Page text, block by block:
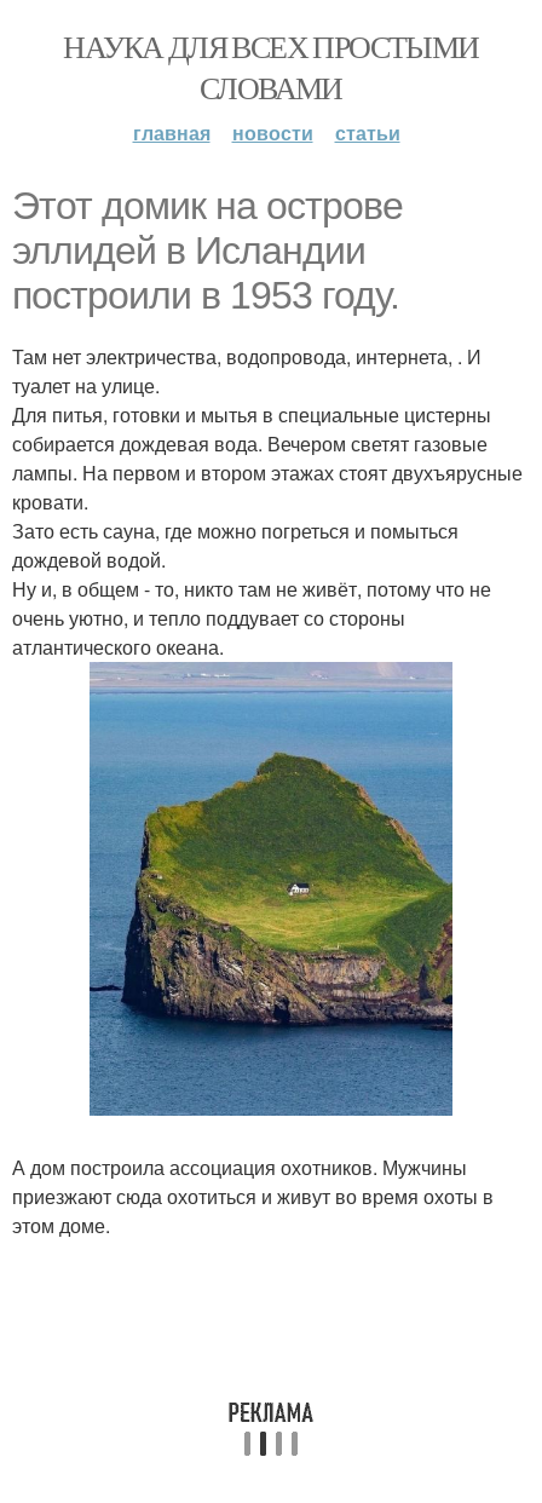
НАУКА ДЛЯ ВСЕХ ПРОСТЫМИ
СЛОВАМИ
главная новости статьи
Этот домик на острове
эллидей в Исландии
построили в 1953 году.
Там нет электричества, водопровода, интернета, . И
туалет на улице.
Для питья, готовки и мытья в специальные цистерны
собирается дождевая вода. Вечером светят газовые
лампы. На первом и втором этажах стоят двухъярусные
кровати.
Зато есть сауна, где можно погреться и помыться
дождевой водой.
Ну и, в общем - то, никто там не живёт, потому что не
очень уютно, и тепло поддувает со стороны
атлантического океана.
А дом построила ассоциация охотников. Мужчины
приезжают сюда охотиться и живут во время охоты в
этом доме.